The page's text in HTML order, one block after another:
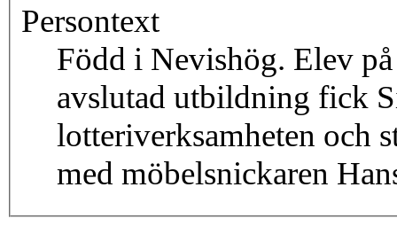
Persontext
Född i Nevishög. Elev
avslutad utbildning fick
lotteriverksamheten och
med möbelsnickaren